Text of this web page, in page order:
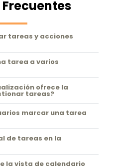
tareas y acciones
tarea a varios
ofrece la
tareas?
marcar una tarea
de tareas en la
la vista de calendario